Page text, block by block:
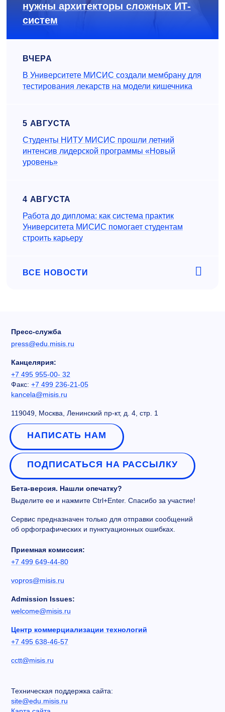
нужны архитекторы сложных ИТ-
систем
ВЧЕРА
В Университете МИСИС создали мембрану для
тестирования лекарств на модели кишечника
5 АВГУСТА
Студенты НИТУ МИСИС прошли летний
интенсив лидерской программы «Новый
уровень»
4 АВГУСТА
Работа до диплома: как система практик
Университета МИСИС помогает студентам
строить карьеру
ВСЕ НОВОСТИ
Пресс-служба
press@edu.misis.ru
Канцелярия:
+7 495 955-00- 32
Факс: +7 499 236-21-05
kancela@misis.ru
119049, Москва, Ленинский пр-кт, д. 4, стр. 1
НАПИСАТЬ НАМ
ПОДПИСАТЬСЯ НА РАССЫЛКУ
Бета-версия. Нашли опечатку?
Выделите ее и нажмите Ctrl+Enter. Спасибо за участие!
Сервис предназначен только для отправки сообщений
об орфографических и пунктуационных ошибках.
Приемная комиссия:
+7 499 649-44-80
vopros@misis.ru
Admission Issues:
welcome@misis.ru
Центр коммерциализации технологий
+7 495 638-46-57
cctt@misis.ru
Техническая поддержка сайта:
site@edu.misis.ru